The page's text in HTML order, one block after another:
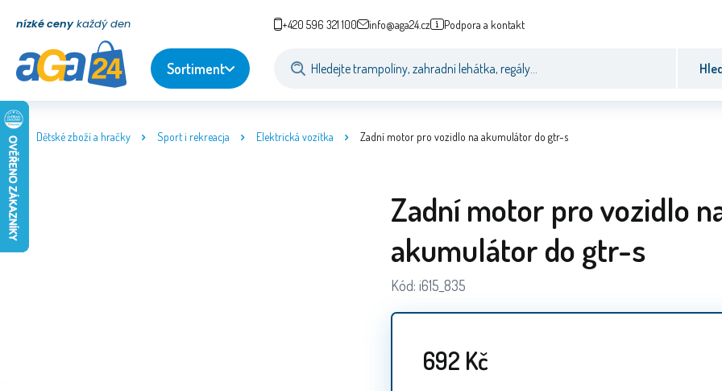
nízké ceny každý den +420 596 321 100 info@aga24.cz Podpora a kontakt
Sortiment
Dětské zboží a hračky Sport i rekreacja Elektrická vozítka Zadní motor pro vozidlo na akumulátor do gtr-s
Zadní motor pro vozidlo
akumulátor do gtr-s
Kód: i615_835
692 Kč